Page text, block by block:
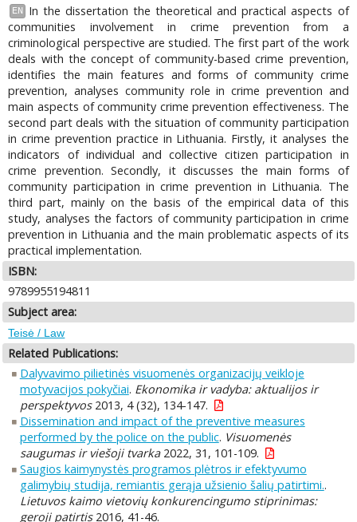
EN
In the dissertation the theoretical and practical aspects of
communities involvement in crime prevention from a
criminological perspective are studied. The first part of the work
deals with the concept of community-based crime prevention,
identifies the main features and forms of community crime
prevention, analyses community role in crime prevention and
main aspects of community crime prevention effectiveness. The
second part deals with the situation of community participation
in crime prevention practice in Lithuania. Firstly, it analyses the
indicators of individual and collective citizen participation in
crime prevention. Secondly, it discusses the main forms of
community participation in crime prevention in Lithuania. The
third part, mainly on the basis of the empirical data of this
study, analyses the factors of community participation in crime
prevention in Lithuania and the main problematic aspects of its
practical implementation.
ISBN:
9789955194811
Subject area:
Teisė / Law
Related Publications:
Dalyvavimo pilietinės visuomenės organizacijų veikloje
motyvacijos pokyčiai. Ekonomika ir vadyba: aktualijos ir
perspektyvos2013, 4 (32), 134-147.
Dissemination and impact of the preventive measures
performed by the police on the public. Visuomenės
saugumas ir viešoji tvarka2022, 31, 101-109.
Saugios kaimynystės programos plėtros ir efektyvumo
galimybių studija, remiantis gerąja užsienio šalių patirtimi..
Lietuvos kaimo vietovių konkurencingumo stiprinimas:
geroji patirtis2016, 41-46.